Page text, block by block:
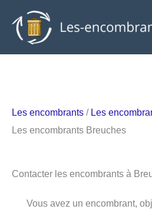
contenu
Les encombrants / Les
Les encombrants Breuches
Contacter les encombrants à
Vous avez un encombrant,